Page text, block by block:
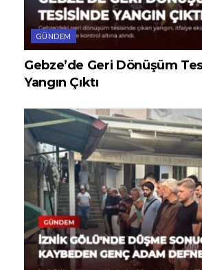
GÜNDEM
Gebze’de Geri Dönüşüm
Yangın Çıktı